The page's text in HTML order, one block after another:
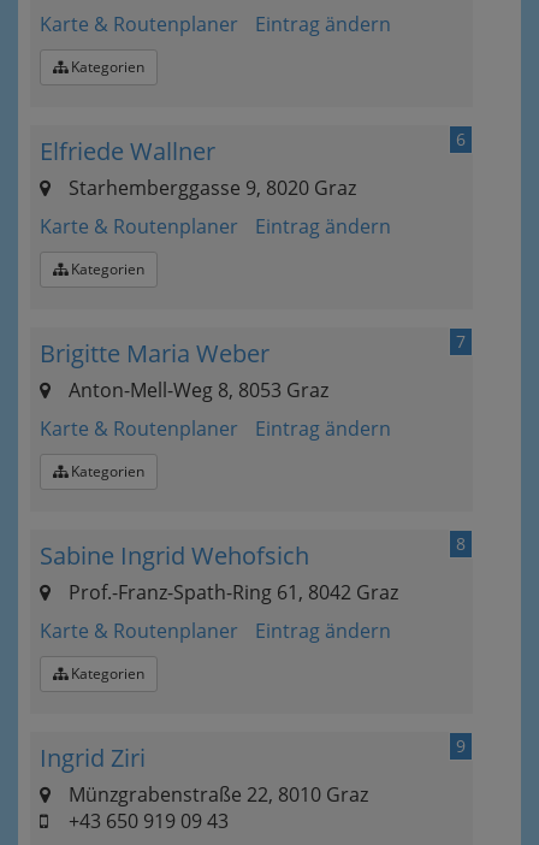
Karte & Routenplaner
Eintrag ändern
Kategorien
6
Elfriede Wallner
Starhemberggasse 9, 8020 Graz
Karte & Routenplaner
Eintrag ändern
Kategorien
7
Brigitte Maria Weber
Anton-Mell-Weg 8, 8053 Graz
Karte & Routenplaner
Eintrag ändern
Kategorien
8
Sabine Ingrid Wehofsich
Prof.-Franz-Spath-Ring 61, 8042 Graz
Karte & Routenplaner
Eintrag ändern
Kategorien
9
Ingrid Ziri
Münzgrabenstraße 22, 8010 Graz
+43 650 919 09 43